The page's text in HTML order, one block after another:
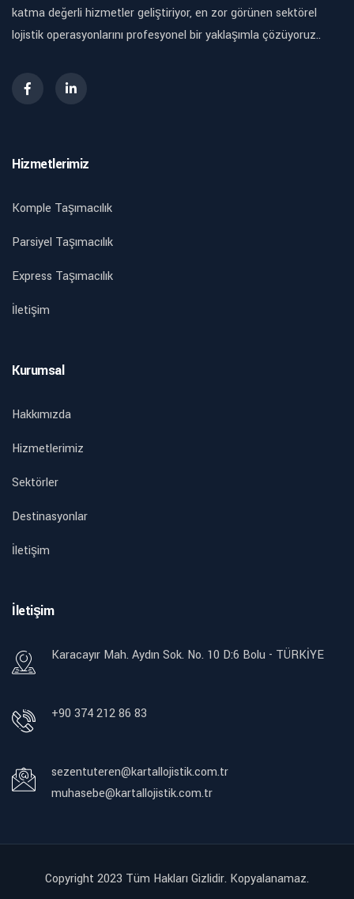
katma değerli hizmetler geliştiriyor, en zor görünen sektörel
lojistik operasyonlarını profesyonel bir yaklaşımla çözüyoruz..
Hizmetlerimiz
Komple Taşımacılık
Parsiyel Taşımacılık
Express Taşımacılık
İletişim
Kurumsal
Hakkımızda
Hizmetlerimiz
Sektörler
Destinasyonlar
İletişim
İletişim
Karacayır Mah. Aydın Sok. No. 10 D:6 Bolu - TÜRKİYE
+90 374 212 86 83
sezentuteren@kartallojistik.com.tr
muhasebe@kartallojistik.com.tr
Copyright 2023 Tüm Hakları Gizlidir. Kopyalanamaz.